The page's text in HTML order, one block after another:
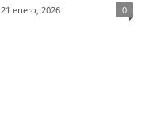
21 enero, 2026 0